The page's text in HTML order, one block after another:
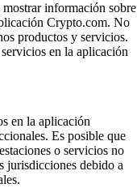
información sobre
Crypto.com. No
productos y servicios.
en la aplicación
en la aplicación
Es posible que
o servicios no
jurisdicciones debido a